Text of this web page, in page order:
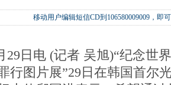
移动用户编辑短信CD到106580009009，即
29日电 (记者 吴旭)“纪念世
行图片展”29日在韩国首尔